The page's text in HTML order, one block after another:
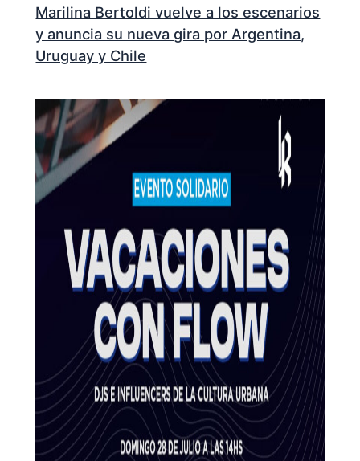
Marilina Bertoldi vuelve a los escenarios
y anuncia su nueva gira por Argentina,
Uruguay y Chile